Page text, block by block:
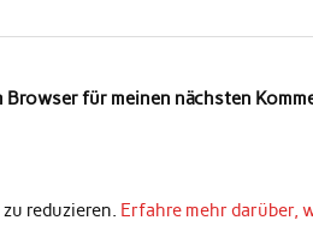
Browser für meinen nächsten
reduzieren. Erfahre mehr darüber,